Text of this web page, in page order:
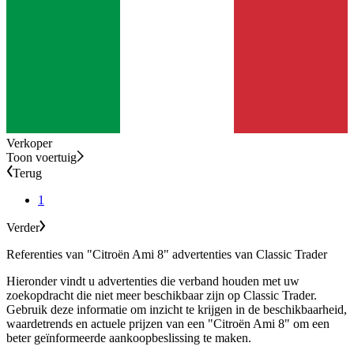
Citroën models
Citroën Ami 6
Citroën AX
Citroën BX
Citroën CX
Citroën DS
Citroën Dyane
Citroën ID
Citroën Méhari
Citroën SM
Citroën Traction Avant
Citroën Typ C
Verkoper
Toon voertuig
Terug
1
Verder
Referenties van "Citroën Ami 8" advertenties van Classic Trader
Hieronder vindt u advertenties die verband houden met uw
zoekopdracht die niet meer beschikbaar zijn op Classic Trader.
Gebruik deze informatie om inzicht te krijgen in de beschikbaarheid,
waardetrends en actuele prijzen van een "Citroën Ami 8" om een
beter geïnformeerde aankoopbeslissing te maken.